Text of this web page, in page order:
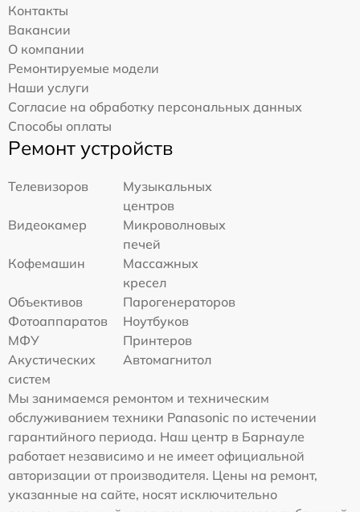
Контакты
Вакансии
О компании
Ремонтируемые модели
Наши услуги
Согласие на обработку персональных данных
Способы оплаты
Ремонт устройств
Телевизоров
Музыкальных
центров
Видеокамер
Микроволновых
печей
Кофемашин
Массажных
кресел
Объективов
Парогенераторов
Фотоаппаратов
Ноутбуков
МФУ
Принтеров
Акустических
систем
Автомагнитол
Мы занимаемся ремонтом и техническим
обслуживанием техники Panasonic по истечении
гарантийного периода. Наш центр в Барнауле
работает независимо и не имеет официальной
авторизации от производителя. Цены на ремонт,
указанные на сайте, носят исключительно